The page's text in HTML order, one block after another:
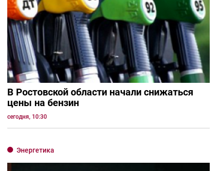
В Ростовской области начали снижаться
цены на бензин
сегодня, 10:30
Энергетика